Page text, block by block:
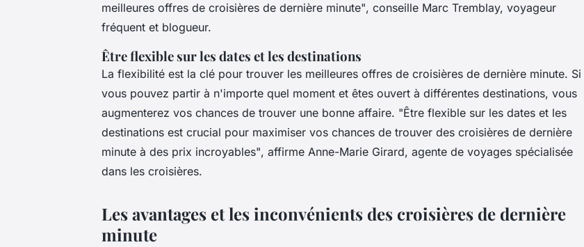
meilleures offres de croisières de dernière minute", conseille Marc Tremblay, voyageur
fréquent et blogueur.
Être flexible sur les dates et les destinations
La flexibilité est la clé pour trouver les meilleures offres de croisières de dernière minute. Si
vous pouvez partir à n'importe quel moment et êtes ouvert à différentes destinations, vous
augmenterez vos chances de trouver une bonne affaire. "Être flexible sur les dates et les
destinations est crucial pour maximiser vos chances de trouver des croisières de dernière
minute à des prix incroyables", affirme Anne-Marie Girard, agente de voyages spécialisée
dans les croisières.
Les avantages et les inconvénients des croisières de dernière
minute